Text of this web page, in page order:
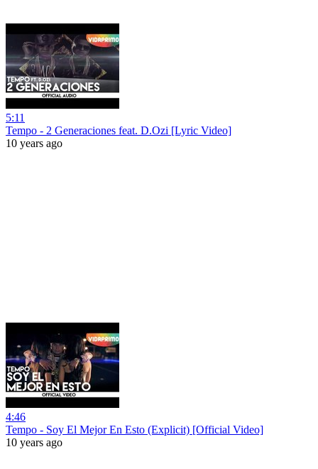
5:11
Tempo - 2 Generaciones feat. D.Ozi [Lyric Video]
10 years ago
4:46
Tempo - Soy El Mejor En Esto (Explicit) [Official Video]
10 years ago